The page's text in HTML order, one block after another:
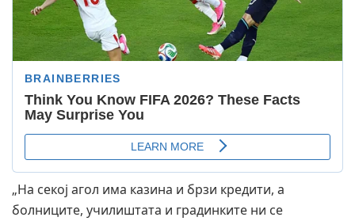
„На секој агол има казина и брзи кредити, а
болниците, училиштата и градинките ни се